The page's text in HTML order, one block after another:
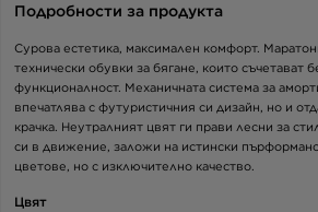
Подробности за продукта
Сурова естетика, максимален комфорт.
технически обувки за бягане, които съчетават
функционалност. Механичната система за
впечатлява с футуристичния си дизайн, но и
крачка. Неутралният цвят ги прави лесни за
си в движение, заложи на истински
цветове, но с изключително качество.
Цвят